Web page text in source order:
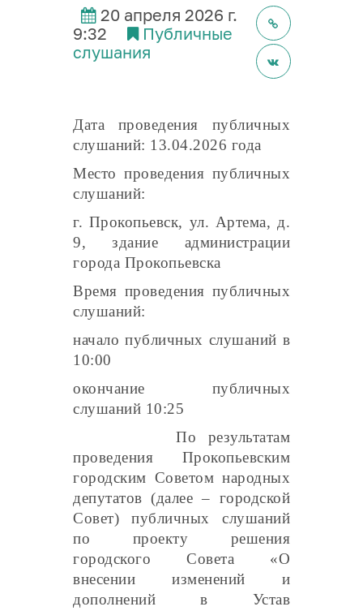
Совета народных
депутатов «О
дополнений в
Устав
муниципального
образования»
Прокопьевский
городской округ
Кемеровской
области –
Кузбасса»
20 апреля 2026 г.
9:32
Публичные
слушания
Дата проведения публичных
слушаний: 13.04.2026 года
Место проведения публичных
слушаний:
г. Прокопьевск, ул. Артема, д.
9, здание администрации
города Прокопьевска
Время проведения публичных
слушаний:
начало публичных слушаний в
10:00
окончание публичных
слушаний 10:25
По результатам
проведения Прокопьевским
городским Советом народных
депутатов (далее – городской
Совет) публичных слушаний
по проекту решения
городского Совета «О
внесении изменений и
дополнений в Устав